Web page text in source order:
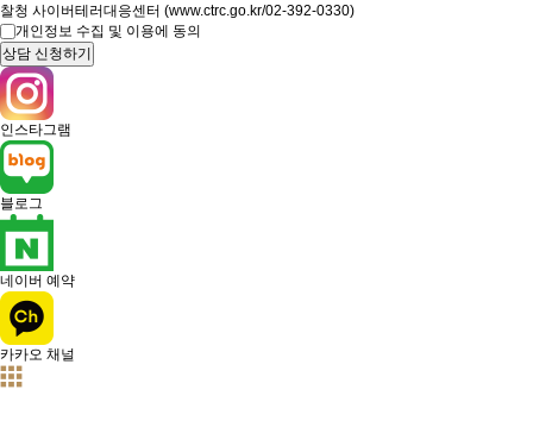
찰청 사이버테러대응센터 (www.ctrc.go.kr/02-392-0330)
개인정보 수집 및 이용에 동의
인스타그램
블로그
네이버 예약
카카오 채널